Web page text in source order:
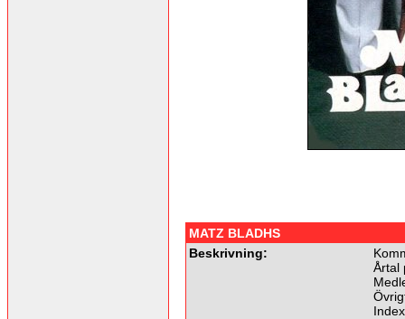
MATZ BLADHS
Beskrivning:
Årtal